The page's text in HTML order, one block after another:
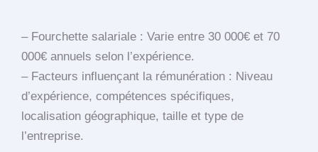
– Fourchette salariale : Varie entre 30 000€ et 70
000€ annuels selon l’expérience.
– Facteurs influençant la rémunération : Niveau
d’expérience, compétences spécifiques,
localisation géographique, taille et type de
l’entreprise.